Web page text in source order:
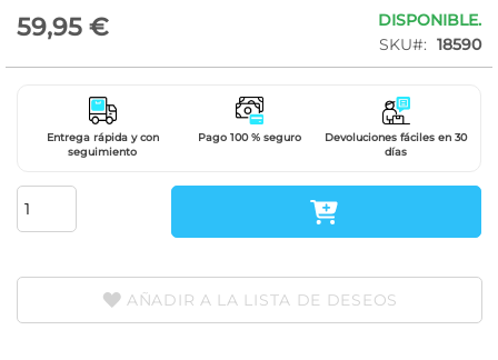
59,95 €
DISPONIBLE.
SKU
18590
Entrega rápida y con
seguimiento
Pago 100 % seguro
Devoluciones fáciles en 30
días
AÑADIR A LA LISTA DE DESEOS